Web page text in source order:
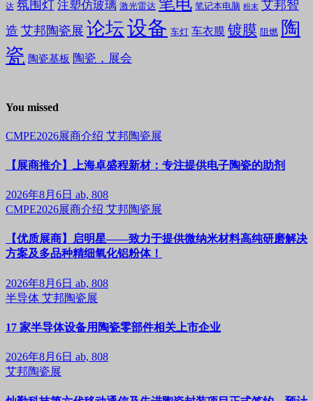
达 氛围灯 注塑仿玻璃 激光雷达 笔记本电脑 粉末 艾邦智
造 艾邦陶瓷展 论坛设备 车灯 车衣膜 镀膜 阻燃 陶
瓷 陶瓷基板 陶瓷，展会
You missed
CMPE2026展商介绍 艾邦陶瓷展
【展商推介】上海卓盛程新材：专注提供电子陶瓷的助剂
2026年8月6日 ab, 808
CMPE2026展商介绍 艾邦陶瓷展
【优质展商】启明星——致力于提供微纳米材料高纯研磨解决
方案及多品种精细氧化铝粉体！
2026年8月6日 ab, 808
半导体 艾邦陶瓷展
17 家半导体设备用陶瓷零部件相关上市企业
2026年8月6日 ab, 808
艾邦陶瓷展